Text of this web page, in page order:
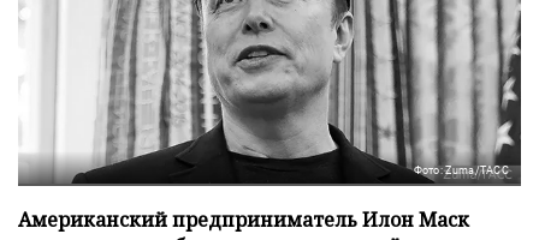
Фото: Zuma/ТАСС
Американский предприниматель Илон Маск